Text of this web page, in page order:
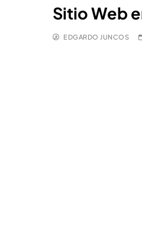
Sitio Web
EDGARDO JUNCOS